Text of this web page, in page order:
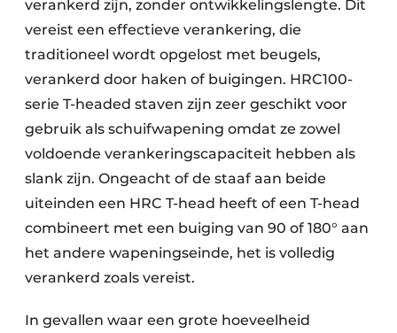
verankerd zijn, zonder ontwikkelingslengte. Dit
vereist een effectieve verankering, die
traditioneel wordt opgelost met beugels,
verankerd door haken of buigingen. HRC100-
serie T-headed staven zijn zeer geschikt voor
gebruik als schuifwapening omdat ze zowel
voldoende verankeringscapaciteit hebben als
slank zijn. Ongeacht of de staaf aan beide
uiteinden een HRC T-head heeft of een T-head
combineert met een buiging van 90 of 180° aan
het andere wapeningseinde, het is volledig
verankerd zoals vereist.
In gevallen waar een grote hoeveelheid